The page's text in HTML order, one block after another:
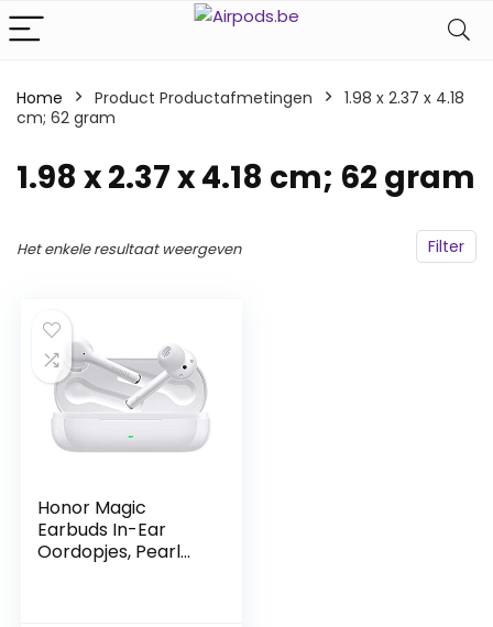
Home Product Productafmetingen
‎1.98 x 2.37 x 4.18
cm; 62 gram
‎1.98 x 2.37 x 4.18 cm; 62 gram
Filter
Het enkele resultaat weergeven
Honor Magic
Earbuds In-Ear
Oordopjes, Pearl